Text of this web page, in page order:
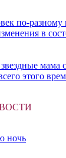
по-
в
мама
этого
ночь